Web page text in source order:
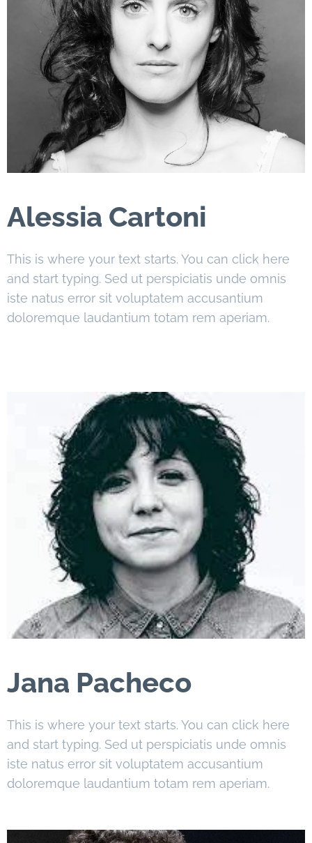
Alessia Cartoni
This is where your text starts. You can click here
and start typing. Sed ut perspiciatis unde omnis
iste natus error sit voluptatem accusantium
doloremque laudantium totam rem aperiam.
Jana Pacheco
This is where your text starts. You can click here
and start typing. Sed ut perspiciatis unde omnis
iste natus error sit voluptatem accusantium
doloremque laudantium totam rem aperiam.